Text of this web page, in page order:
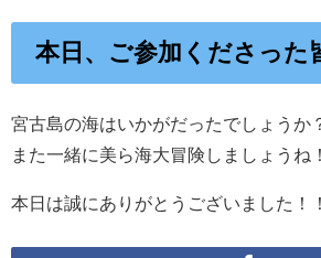
本日、ご参加くださった
宮古島の海はいかがだったでしょうか
また一緒に美ら海大冒険しましょうね！
本日は誠にありがとうございました！！